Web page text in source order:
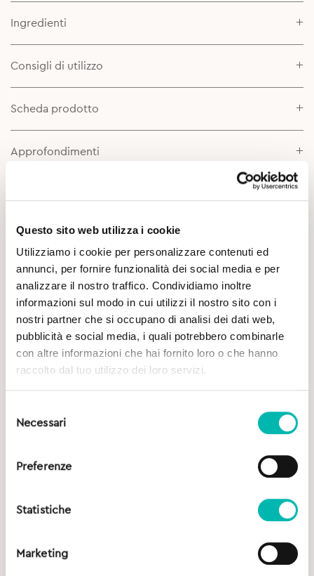
Questo sito web utilizza i cookie
Utilizziamo i cookie per personalizzare contenuti ed
annunci, per fornire funzionalità dei social media e per
analizzare il nostro traffico. Condividiamo inoltre
informazioni sul modo in cui utilizzi il nostro sito con i
nostri partner che si occupano di analisi dei dati web,
pubblicità e social media, i quali potrebbero combinarle
con altre informazioni che hai fornito loro o che hanno
raccolto dal tuo utilizzo dei loro servizi.
delNecessari
Preferenze
Statistiche
Marketing
Ingredienti
Consigli di utilizzo
Scheda prodotto
Approfondimenti
Potrebbe Interessarti